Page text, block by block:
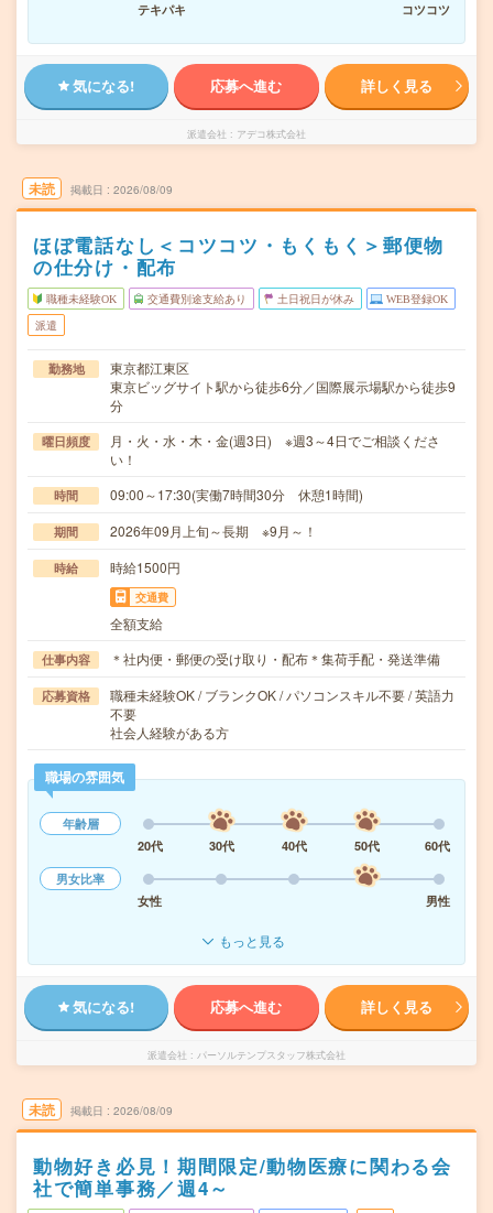
テキパキ
コツコツ
気になる! 応募へ進む 詳しく見る
派遣会社 アデコ株式会社
未読 掲載日 2026/08/09
ほぼ電話なし＜コツコツ・もくもく＞郵便物
の仕分け・配布
職種未経験OK 交通費別途支給あり 土日祝日が休み WEB登録OK
派遣
勤務地
東京都江東区
東京ビッグサイト駅から徒歩6分／国際展示場駅から徒歩9
分
曜日頻度
月・火・水・木・金(週3日) ※週3～4日でご相談くださ
い！
時間 09:00～17:30(実働7時間30分 休憩1時間)
期間 2026年09月上旬～長期 ※9月～！
時給 時給1500円
交通費
全額支給
仕事内容 ＊社内便・郵便の受け取り・配布＊集荷手配・発送準備
応募資格
職種未経験OK / ブランクOK / パソコンスキル不要 / 英語力
不要
社会人経験がある方
職場の雰囲気
年齢層
20代
30代 40代 50代
60代
男女比率
女性
男性
もっと見る
気になる! 応募へ進む 詳しく見る
派遣会社 パーソルテンプスタッフ株式会社
未読 掲載日 2026/08/09
動物好き必見！期間限定/動物医療に関わる会
社で簡単事務／週4～